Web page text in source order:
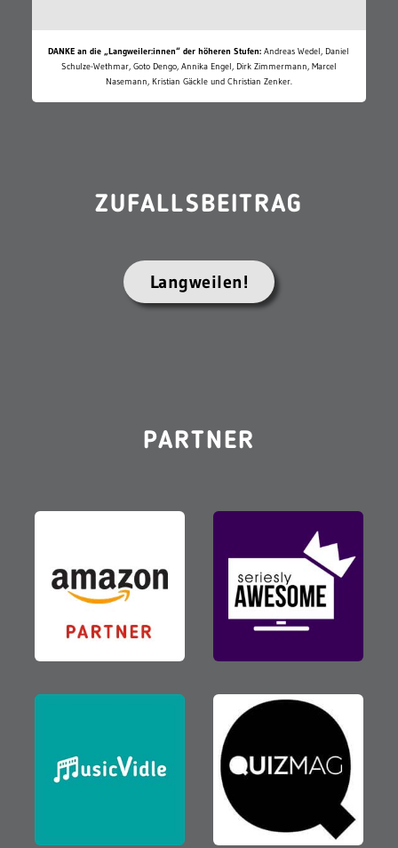
DANKE an die „Langweiler:innen“ der höheren Stufen: Andreas Wedel, Daniel
Schulze-Wethmar, Goto Dengo, Annika Engel, Dirk Zimmermann, Marcel
Nasemann, Kristian Gäckle und Christian Zenker.
ZUFALLSBEITRAG
Langweilen!
PARTNER